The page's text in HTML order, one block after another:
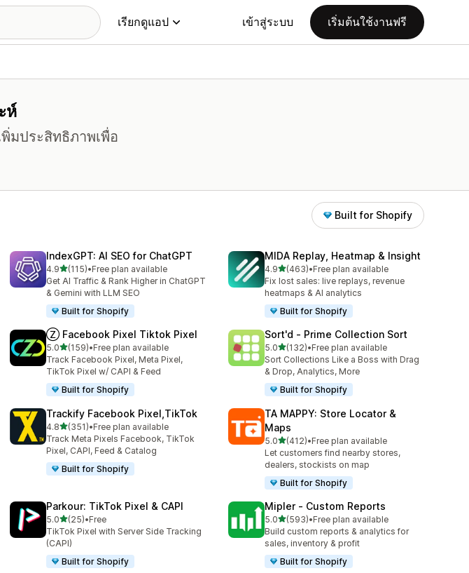
เรียกดูแอป เข้าสู่ระบบ เริ่มต้นใช้งานฟรี
ห์
มประสิทธิภาพเพื่อ
Built for Shopify
IndexGPT: AI SEO for ChatGPT
4.9เต็ม 5 ดาว
(115)
ทั้งหมด 115 รีวิว
•Free plan available
Get AI Traffic & Rank Higher in ChatGPT
& Gemini with LLM SEO
Built for Shopify
MIDA Replay, Heatmap & Insight
4.9เต็ม 5 ดาว
(463)
ทั้งหมด 463 รีวิว
•Free plan available
Fix lost sales: live replays, revenue
heatmaps & AI analytics
Built for Shopify
Ⓩ Facebook Pixel Tiktok Pixel
5.0เต็ม 5 ดาว
(159)
ทั้งหมด 159 รีวิว
•Free plan available
Track Facebook Pixel, Meta Pixel,
TikTok Pixel w/ CAPI & Feed
Built for Shopify
Sort'd ‑ Prime Collection Sort
5.0เต็ม 5 ดาว
(132)
ทั้งหมด 132 รีวิว
•Free plan available
Sort Collections Like a Boss with Drag
& Drop, Analytics, More
Built for Shopify
Trackify Facebook Pixel,TikTok
4.8เต็ม 5 ดาว
(351)
ทั้งหมด 351 รีวิว
•Free plan available
Track Meta Pixels Facebook, TikTok
Pixel, CAPI, Feed & Catalog
Built for Shopify
TA MAPPY: Store Locator &
Maps
5.0เต็ม 5 ดาว
(412)
ทั้งหมด 412 รีวิว
•Free plan available
Let customers find nearby stores,
dealers, stockists on map
Built for Shopify
Parkour: TikTok Pixel & CAPI
5.0เต็ม 5 ดาว
(25)
ทั้งหมด 25 รีวิว
•Free
TikTok Pixel with Server Side Tracking
(CAPI)
Built for Shopify
Mipler ‑ Custom Reports
5.0เต็ม 5 ดาว
(593)
ทั้งหมด 593 รีวิว
•Free plan available
Build custom reports & analytics for
sales, inventory & profit
Built for Shopify